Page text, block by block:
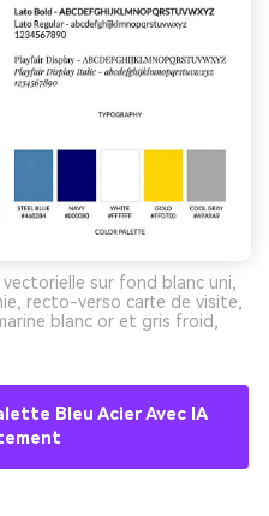
sur fond blanc uni,
recto-verso carte de visite,
blanc or et gris froid,
Bleu Acier Avec IA